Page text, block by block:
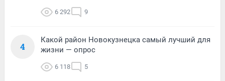
6 292 9
4
Какой район Новокузнецка самый лучший для
жизни — опрос
6 118 5